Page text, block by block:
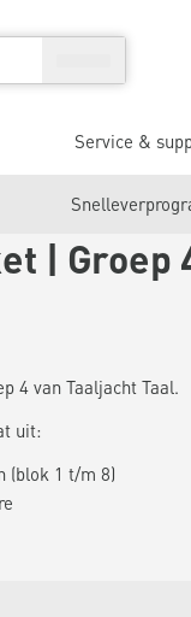
Service &
| Groep
4 van Taaljacht Taal.
uit:
(blok 1 t/m 8)